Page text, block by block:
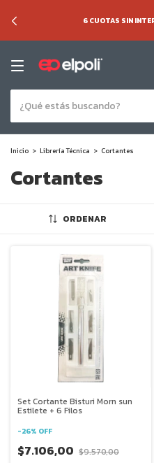
6 CUOTAS SIN
Inicio > Librería Técnica > Cortantes
Cortantes
ORDENAR
Set Cortante Bisturi Morn sun
Estilete + 6 Filos
-26% OFF
$7.106,00 $9.570,00